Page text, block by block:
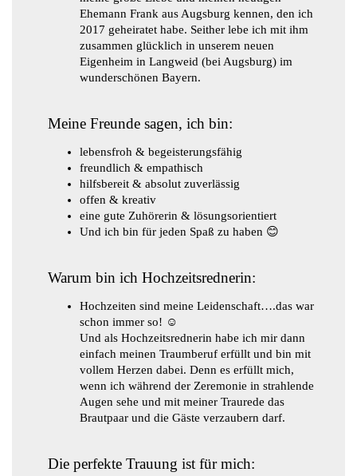
Ehemann Frank aus Augsburg kennen, den ich
2017 geheiratet habe. Seither lebe ich mit ihm
zusammen glücklich in unserem neuen
Eigenheim in Langweid (bei Augsburg) im
wunderschönen Bayern.
Meine Freunde sagen, ich bin:
lebensfroh & begeisterungsfähig
freundlich & empathisch
hilfsbereit & absolut zuverlässig
offen & kreativ
eine gute Zuhörerin & lösungsorientiert
Und ich bin für jeden Spaß zu haben 😊
Warum bin ich Hochzeitsrednerin:
Hochzeiten sind meine Leidenschaft….das war
schon immer so! ☺️
Und als Hochzeitsrednerin habe ich mir dann
einfach meinen Traumberuf erfüllt und bin mit
vollem Herzen dabei. Denn es erfüllt mich,
wenn ich während der Zeremonie in strahlende
Augen sehe und mit meiner Traurede das
Brautpaar und die Gäste verzaubern darf.
Die perfekte Trauung ist für mich: